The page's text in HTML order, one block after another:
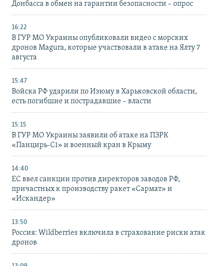
Донбасса в обмен на гарантии безопасности – опрос
16:22
В ГУР МО Украины опубликовали видео с морских
дронов Magura, которые участвовали в атаке на Ялту 7
августа
15:47
Войска РФ ударили по Изюму в Харьковской области,
есть погибшие и пострадавшие – власти
15:15
В ГУР МО Украины заявили об атаке на ПЗРК
«Панцирь-С1» и военный кран в Крыму
14:40
ЕС ввел санкции против директоров заводов РФ,
причастных к производству ракет «Сармат» и
«Искандер»
13:50
Россия: Wildberries включила в страхование риски атак
дронов